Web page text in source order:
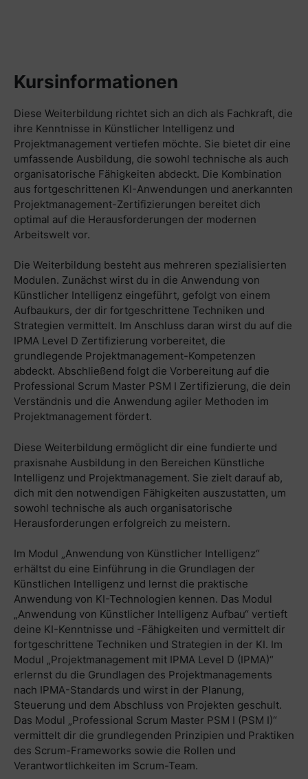
Kursinformationen
Diese Weiterbildung richtet sich an dich als Fachkraft, die
ihre Kenntnisse in Künstlicher Intelligenz und
Projektmanagement vertiefen möchte. Sie bietet dir eine
umfassende Ausbildung, die sowohl technische als auch
organisatorische Fähigkeiten abdeckt. Die Kombination
aus fortgeschrittenen KI-Anwendungen und anerkannten
Projektmanagement-Zertifizierungen bereitet dich
optimal auf die Herausforderungen der modernen
Arbeitswelt vor.
Die Weiterbildung besteht aus mehreren spezialisierten
Modulen. Zunächst wirst du in die Anwendung von
Künstlicher Intelligenz eingeführt, gefolgt von einem
Aufbaukurs, der dir fortgeschrittene Techniken und
Strategien vermittelt. Im Anschluss daran wirst du auf die
IPMA Level D Zertifizierung vorbereitet, die
grundlegende Projektmanagement-Kompetenzen
abdeckt. Abschließend folgt die Vorbereitung auf die
Professional Scrum Master PSM I Zertifizierung, die dein
Verständnis und die Anwendung agiler Methoden im
Projektmanagement fördert.
Diese Weiterbildung ermöglicht dir eine fundierte und
praxisnahe Ausbildung in den Bereichen Künstliche
Intelligenz und Projektmanagement. Sie zielt darauf ab,
dich mit den notwendigen Fähigkeiten auszustatten, um
sowohl technische als auch organisatorische
Herausforderungen erfolgreich zu meistern.
Im Modul „Anwendung von Künstlicher Intelligenz“
erhältst du eine Einführung in die Grundlagen der
Künstlichen Intelligenz und lernst die praktische
Anwendung von KI-Technologien kennen. Das Modul
„Anwendung von Künstlicher Intelligenz Aufbau“ vertieft
deine KI-Kenntnisse und -Fähigkeiten und vermittelt dir
fortgeschrittene Techniken und Strategien in der KI. Im
Modul „Projektmanagement mit IPMA Level D (IPMA)“
erlernst du die Grundlagen des Projektmanagements
nach IPMA-Standards und wirst in der Planung,
Steuerung und dem Abschluss von Projekten geschult.
Das Modul „Professional Scrum Master PSM I (PSM I)“
vermittelt dir die grundlegenden Prinzipien und Praktiken
des Scrum-Frameworks sowie die Rollen und
Verantwortlichkeiten im Scrum-Team.